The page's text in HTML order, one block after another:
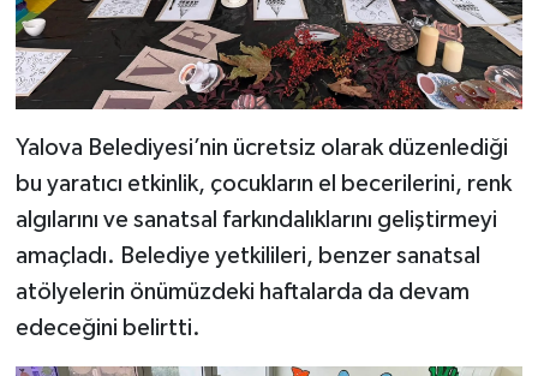
Yalova Belediyesi’nin ücretsiz olarak düzenlediği
bu yaratıcı etkinlik, çocukların el becerilerini, renk
algılarını ve sanatsal farkındalıklarını geliştirmeyi
amaçladı. Belediye yetkilileri, benzer sanatsal
atölyelerin önümüzdeki haftalarda da devam
edeceğini belirtti.